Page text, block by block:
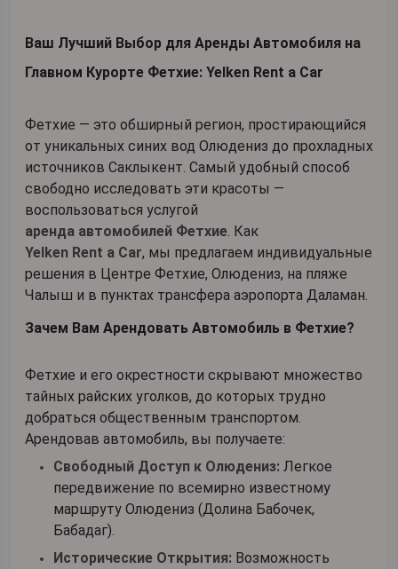
Ваш Лучший Выбор для Аренды Автомобиля на
Главном Курорте Фетхие: Yelken Rent a Car
Фетхие — это обширный регион, простирающийся
от уникальных синих вод Олюдениз до прохладных
источников Саклыкент. Самый удобный способ
свободно исследовать эти красоты —
воспользоваться услугой
аренда автомобилей Фетхие . Как
Yelken Rent a Car, мы предлагаем индивидуальные
решения в Центре Фетхие, Олюдениз, на пляже
Чалыш и в пунктах трансфера аэропорта Даламан.
Зачем Вам Арендовать Автомобиль в Фетхие?
Фетхие и его окрестности скрывают множество
тайных райских уголков, до которых трудно
добраться общественным транспортом.
Арендовав автомобиль, вы получаете:
Свободный Доступ к Олюдениз: Легкое
передвижение по всемирно известному
маршруту Олюдениз (Долина Бабочек,
Бабадаг).
Исторические Открытия: Возможность